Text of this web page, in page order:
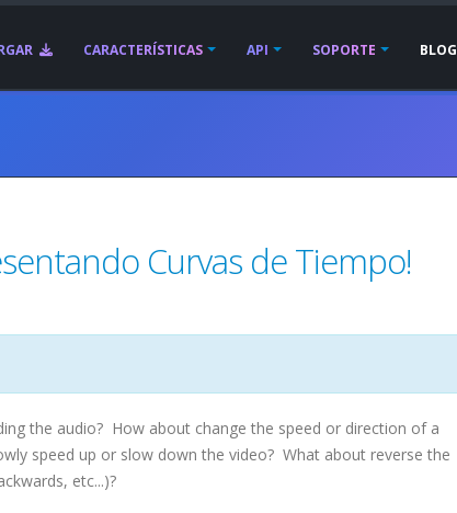
CARACTERÍSTICAS API SOPORTE BLOG
Curvas de Tiempo!
the audio? How about change the speed or direction of a
speed up or slow down the video? What about reverse the
etc...)?